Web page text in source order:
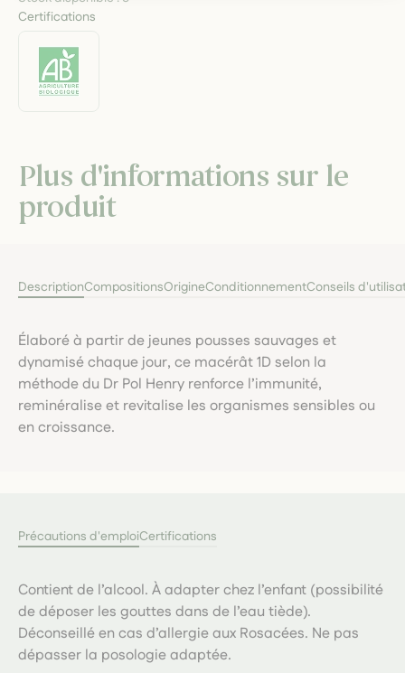
Certifications
Plus d'informations sur le
produit
DescriptionCompositionsOrigineConditionnementConseils
Élaboré à partir de jeunes pousses sauvages et
dynamisé chaque jour, ce macérât 1D selon la
méthode du Dr Pol Henry renforce l’immunité,
reminéralise et revitalise les organismes sensibles ou
en croissance.
Précautions d'emploiCertifications
Contient de l’alcool. À adapter chez l’enfant (possibilité
de déposer les gouttes dans de l’eau tiède).
Déconseillé en cas d’allergie aux Rosacées. Ne pas
dépasser la posologie adaptée.